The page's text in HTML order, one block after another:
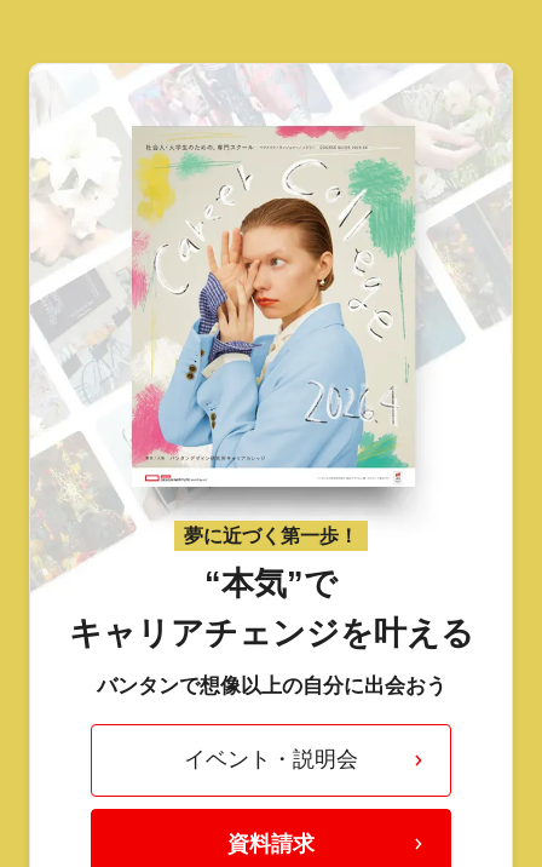
夢に近づく第一歩！
“本気”で
キャリアチェンジを叶える
バンタンで想像以上の自分に出会おう
イベント・説明会
資料請求